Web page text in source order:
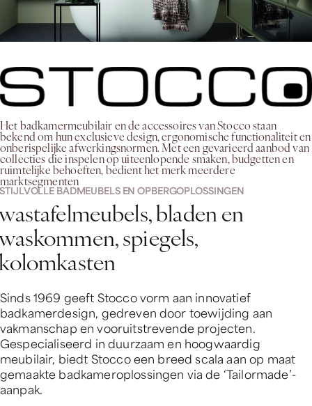
Het badkamermeubilair en de accessoires van Stocco staan
bekend om hun exclusieve design, ergonomische functionaliteit en
onberispelijke afwerkingsnormen. Met een gevarieerd aanbod van
collecties die inspelen op uiteenlopende smaken, budgetten en
ruimtelijke behoeften, bedient het merk meerdere
marktsegmenten
STIJLVOLLE BADMEUBELS EN OPBERGOPLOSSINGEN
bladen en
spiegels,
Sinds 1969 geeft Stocco vorm aan innovatief
badkamerdesign, gedreven door toewijding aan
vakmanschap en vooruitstrevende projecten.
Gespecialiseerd in duurzaam en hoogwaardig
meubilair, biedt Stocco een breed scala aan op maat
gemaakte badkameroplossingen via de ‘Tailormade’-
aanpak.